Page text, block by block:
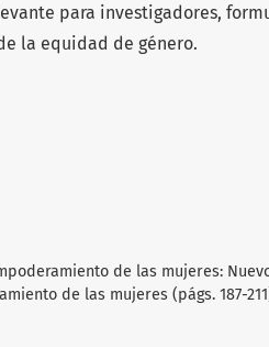
para investigadores,
la equidad de género.
de las mujeres:
de las mujeres (págs. 187-